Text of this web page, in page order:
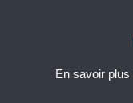
En savoir